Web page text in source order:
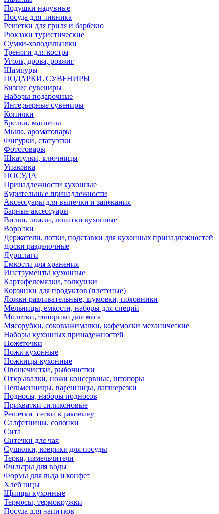
Подушки надувные
Посуда для пикника
Решетки для гриля и барбекю
Рюкзаки туристические
Сумки-холодильники
Треноги для костра
Уголь, дрова, розжиг
Шампуры
ПОДАРКИ. СУВЕНИРЫ
Бизнес сувениры
Наборы подарочные
Интерьерные сувениры
Копилки
Брелки, магниты
Мыло, ароматовары
Фигурки, статуэтки
Фототовары
Шкатулки, ключницы
Упаковка
ПОСУДА
Принадлежности кухонные
Курительные принадлежности
Аксессуары для выпечки и запекания
Барные аксессуары
Вилки, ложки, лопатки кухонные
Воронки
Держатели, лотки, подставки для кухонных принадлежностей
Доски разделочные
Дуршлаги
Емкости для хранения
Инструменты кухонные
Картофелемялки, толкушки
Корзинки для продуктов (плетеные)
Ложки разливательные, шумовки, половники
Мельницы, емкости, наборы для специй
Молотки, топорики для мяса
Мясорубки, соковыжималки, кофемолки механические
Наборы кухонных принадежностей
Ножеточки
Ножи кухонные
Ножницы кухонные
Овощечистки, рыбочистки
Открывалки, ножи консервные, штопоры
Пельменницы, варенницы, лапшерезки
Подносы, наборы подносов
Прихватки силиконовые
Решетки, сетки в раковину
Салфетницы, солонки
Сита
Ситечки для чая
Сушилки, коврики для посуды
Терки, измельчители
Фильтры для воды
Формы для льда и конфет
Хлебницы
Щипцы кухонные
Термосы, термокружки
Посуда для напитков